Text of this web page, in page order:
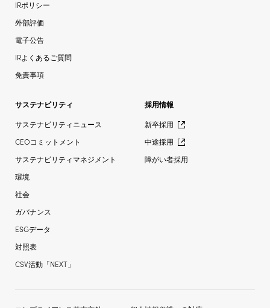
IRポリシー
外部評価
電子公告
IRよくあるご質問
免責事項
サステナビリティ
サステナビリティニュース
CEOコミットメント
サステナビリティマネジメント
環境
社会
ガバナンス
ESGデータ
対照表
CSV活動「NEXT」
採用情報
新卒採用
中途採用
障がい者採用